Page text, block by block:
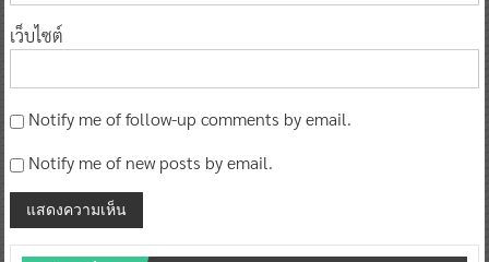
เว็บไซต์
Notify me of follow-up comments by email.
Notify me of new posts by email.